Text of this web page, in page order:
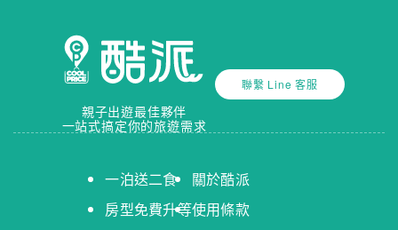
親子出遊最佳夥伴
一站式搞定你的旅遊需求
聯繫 Line 客服
一泊送二食
房型免費升等
關於酷派
使用條款